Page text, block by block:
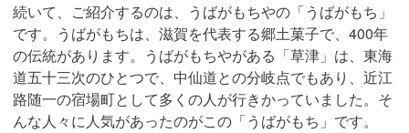
続いて、ご紹介するのは、うばがもちやの「うばがもち」
です。うばがもちは、滋賀を代表する郷土菓子で、400年
の伝統があります。うばがもちやがある「草津」は、東海
道五十三次のひとつで、中仙道との分岐点でもあり、近江
路随一の宿場町として多くの人が行きかっていました。そ
んな人々に人気があったのがこの「うばがもち」です。